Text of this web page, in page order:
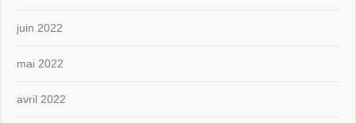
juin 2022
mai 2022
avril 2022